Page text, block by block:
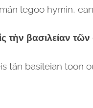
legoo hymin,
τὴν βασιλείαν
tän basileian toon